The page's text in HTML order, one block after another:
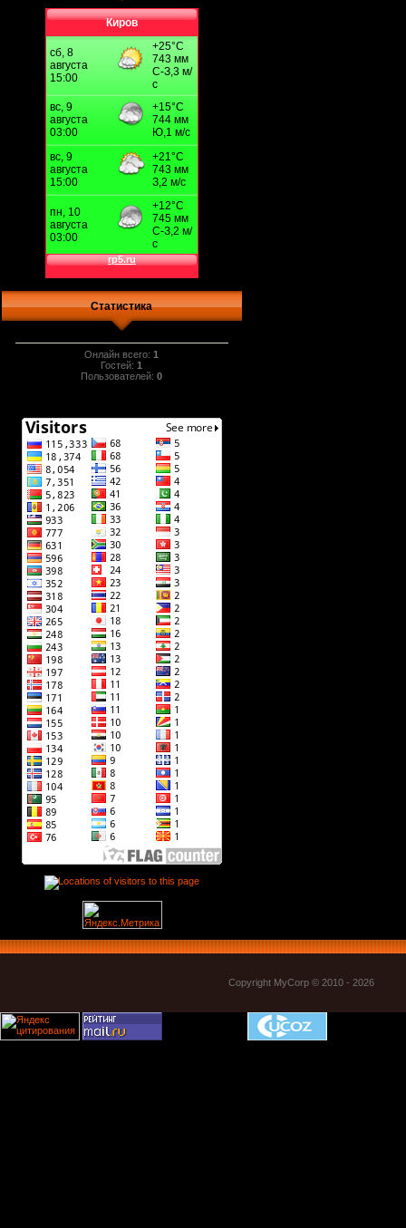
Киров
Статистика
Онлайн всего:1
Гостей:1
Пользователей:0
Copyright MyCorp © 2010 - 2026